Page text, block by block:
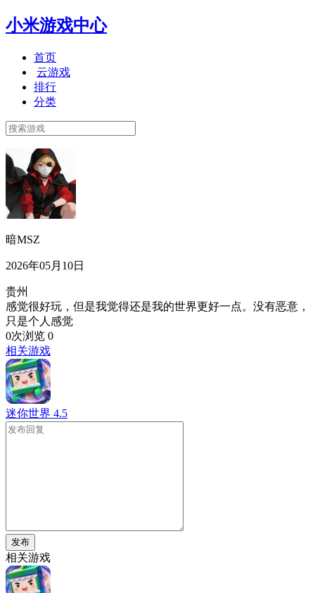
小米游戏中心
首页
云游戏
排行
分类
暗MSZ
2026年05月10日
贵州
感觉很好玩，但是我觉得还是我的世界更好一点。没有恶意，
只是个人感觉
0次浏览 0
相关游戏
迷你世界 4.5
发布
相关游戏